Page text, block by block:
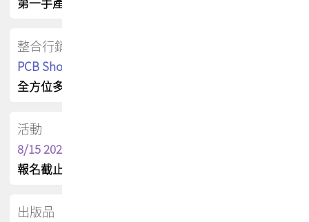
整合行銷
PCB Shop 採購指南
全方位多元曝光方案
活動
8/15 2026 TPCA健康盃保齡球聯誼賽
報名截止日 : 8/3 活動日期 : 8/15
出版品